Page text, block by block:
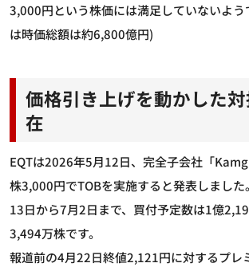
3,000円という株価には満足していないよう
は時価総額は約6,800億円)
価格引き上げを動かした
在
EQTは2026年5月12日、完全子会社「
株3,000円でTOBを実施すると発表しました
13日から7月2日まで、買付予定数は1億
3,494万株です。
報道前の4月22日終値2,121円に対するプレ